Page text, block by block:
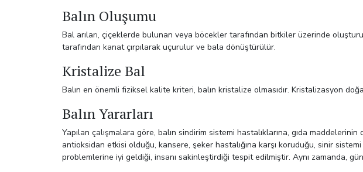
Balın Oluşumu
Bal arıları, çiçeklerde bulunan veya böcekler tarafından bitkiler üzerinde
tarafından kanat çırpılarak uçurulur ve bala dönüştürülür.
Kristalize Bal
Balın en önemli fiziksel kalite kriteri, balın kristalize olmasıdır. Kristalizasyon
Balın Yararları
Yapılan çalışmalara göre, balın sindirim sistemi hastalıklarına, gıda
antioksidan etkisi olduğu, kansere, şeker hastalığına karşı koruduğu, sinir
problemlerine iyi geldiği, insanı sakinleştirdiği tespit edilmiştir. Aynı zamanda,